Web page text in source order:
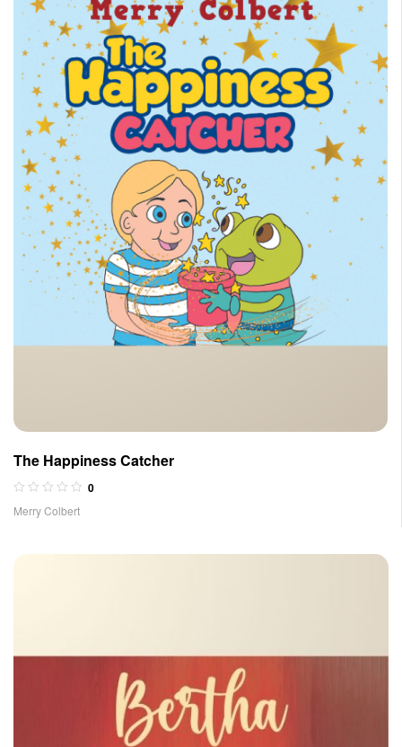
The Happiness Catcher
0
Merry Colbert